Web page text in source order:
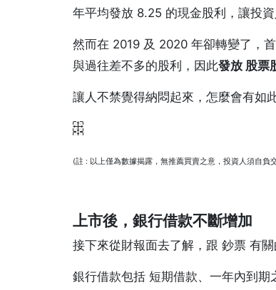
年平均發放 8.25 的現金股利，讓投
然而在 2019 及 2020 年卻轉變了，
與過往差不多的股利，因此發放 股票
讓人不禁覺得納悶起來，怎麼會有如
(註 : 以上僅為數據揭露，無推薦買賣之意，投資人須自負
上市後，銀行借款不斷增加
接下來從財報面去了解，跟 鈔票 有
銀行借款包括 短期借款、一年內到